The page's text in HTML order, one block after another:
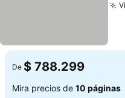
De $ 788.299
Mira precios de 10 páginas